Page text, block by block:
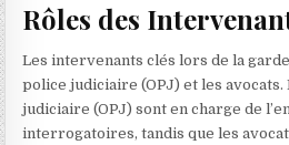
Rôles des
Les intervenants clés lors de la
police judiciaire (OPJ) et les
judiciaire (OPJ) sont en charge de
interrogatoires, tandis que les